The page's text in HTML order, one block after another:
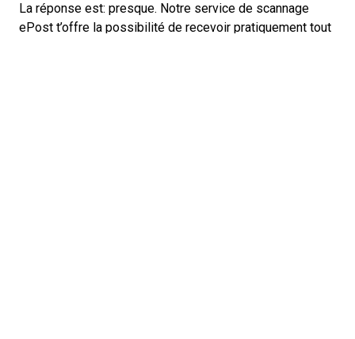
La réponse est: presque. Notre service de scannage
ePost t’offre la possibilité de recevoir pratiquement tout